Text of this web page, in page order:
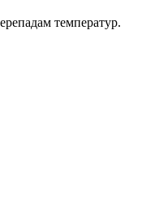
температур.